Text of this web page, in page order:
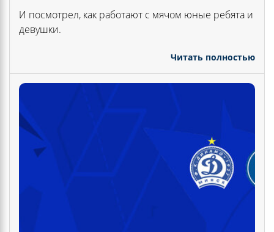
И посмотрел, как работают с мячом юные ребята и
девушки.
Читать полностью